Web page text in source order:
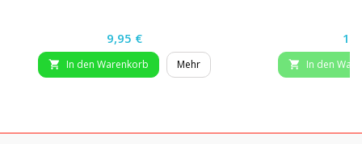
Preis
9,95 €
 In den Warenkorb Mehr  In den